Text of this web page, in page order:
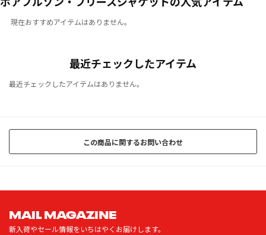
現在おすすめアイテムはありません。
最近チェックしたアイテム
最近チェックしたアイテムはありません。
この商品に関するお問い合わせ
MAIL MAGAZINE
新入荷やセール情報をいちはやくお届けします。